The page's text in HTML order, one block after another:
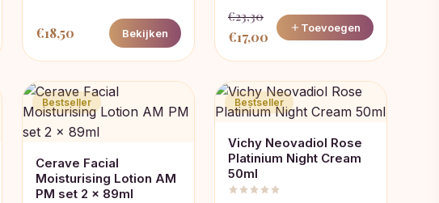
€18,50 Bekijken
€23,30
Oorspronkelijke
prijs
€23,30.
€17,00 Huidige
€17,00.
Toevoegen
Bestseller
Cerave Facial
Moisturising Lotion AM
PM set 2 x 89ml
Bestseller
Vichy Neovadiol Rose
Platinium Night Cream
50ml